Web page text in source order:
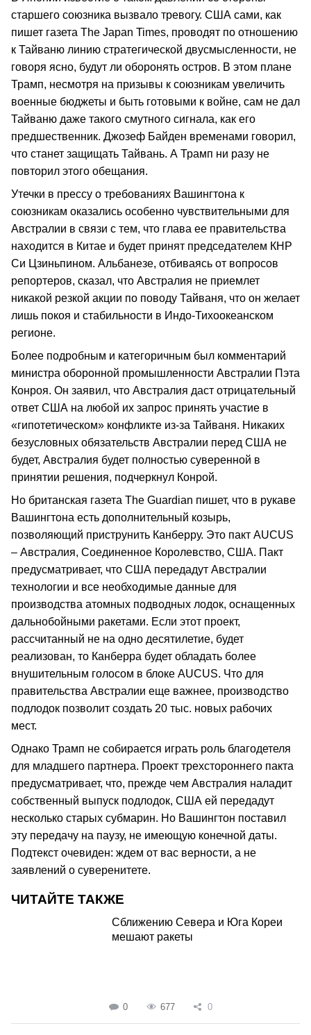
старшего союзника вызвало тревогу. США сами, как
пишет газета The Japan Times, проводят по отношению
к Тайваню линию стратегической двусмысленности, не
говоря ясно, будут ли оборонять остров. В этом плане
Трамп, несмотря на призывы к союзникам увеличить
военные бюджеты и быть готовыми к войне, сам не дал
Тайваню даже такого смутного сигнала, как его
предшественник. Джозеф Байден временами говорил,
что станет защищать Тайвань. А Трамп ни разу не
повторил этого обещания.
Утечки в прессу о требованиях Вашингтона к
союзникам оказались особенно чувствительными для
Австралии в связи с тем, что глава ее правительства
находится в Китае и будет принят председателем КНР
Си Цзиньпином. Альбанезе, отбиваясь от вопросов
репортеров, сказал, что Австралия не приемлет
никакой резкой акции по поводу Тайваня, что он желает
лишь покоя и стабильности в Индо-Тихоокеанском
регионе.
Более подробным и категоричным был комментарий
министра оборонной промышленности Австралии Пэта
Конроя. Он заявил, что Австралия даст отрицательный
ответ США на любой их запрос принять участие в
«гипотетическом» конфликте из-за Тайваня. Никаких
безусловных обязательств Австралии перед США не
будет, Австралия будет полностью суверенной в
принятии решения, подчеркнул Конрой.
Но британская газета The Guardian пишет, что в рукаве
Вашингтона есть дополнительный козырь,
позволяющий приструнить Канберру. Это пакт AUCUS
– Австралия, Соединенное Королевство, США. Пакт
предусматривает, что США передадут Австралии
технологии и все необходимые данные для
производства атомных подводных лодок, оснащенных
дальнобойными ракетами. Если этот проект,
рассчитанный не на одно десятилетие, будет
реализован, то Канберра будет обладать более
внушительным голосом в блоке AUCUS. Что для
правительства Австралии еще важнее, производство
подлодок позволит создать 20 тыс. новых рабочих
мест.
Однако Трамп не собирается играть роль благодетеля
для младшего партнера. Проект трехстороннего пакта
предусматривает, что, прежде чем Австралия наладит
собственный выпуск подлодок, США ей передадут
несколько старых субмарин. Но Вашингтон поставил
эту передачу на паузу, не имеющую конечной даты.
Подтекст очевиден: ждем от вас верности, а не
заявлений о суверенитете.
ЧИТАЙТЕ ТАКЖЕ
Сближению Севера и Юга Кореи
мешают ракеты
0 677 0